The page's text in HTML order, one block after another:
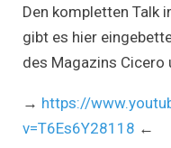
Den kompletten Talk
gibt es hier
des Magazins Cicero
→ https://
v=T6Es6Y28118 ←